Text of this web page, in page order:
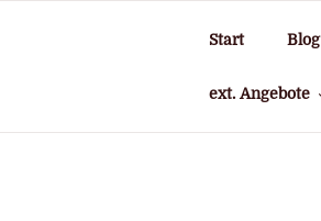
Start Blog
ext. Angebote